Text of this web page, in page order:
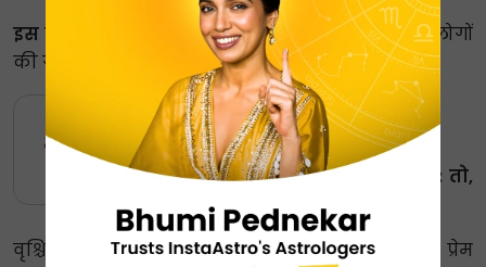
इस वर्ष के लिए सलाह:
अपने रिश्ते में विश्वास रखें, और लोगों
की गपशप न सुनें।
वृश्चिक प्रेम राशिफल
2024
इस अक्षर से नाम शुरू होने चाहिए: तो,
ना, नी, नू, ने, नो, या, यी, यू
वृश्चिक राशि वालों के लिए जन्म तिथि के अनुसार प्रेम